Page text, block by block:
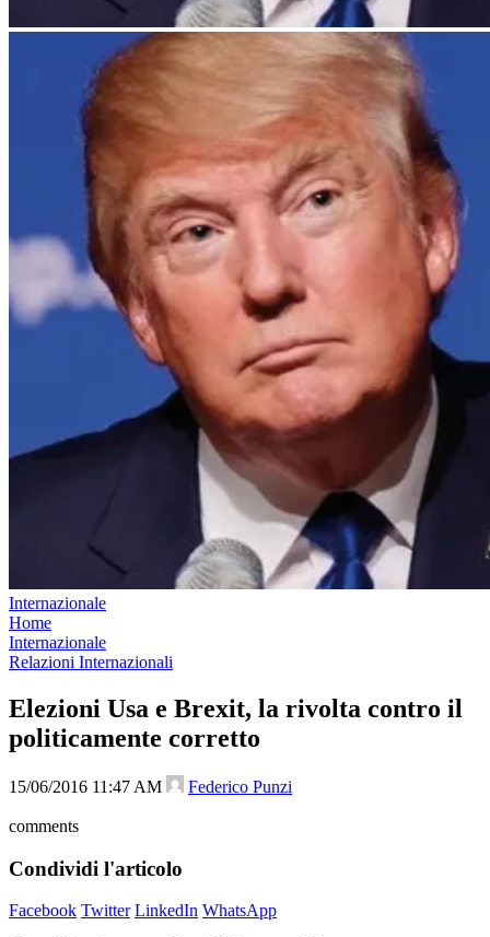
Internazionale
Home
Internazionale
Relazioni Internazionali
Elezioni Usa e Brexit, la rivolta contro il
politicamente corretto
15/06/2016 11:47 AM Federico Punzi
comments
Condividi l'articolo
Facebook Twitter LinkedIn WhatsApp